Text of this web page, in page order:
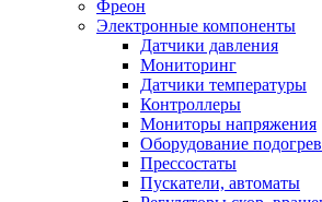
Фреон
Электронные компоненты
Датчики давления
Мониторинг
Датчики температуры
Контроллеры
Мониторы напряжения
Оборудование
Прессостаты
Пускатели, автоматы